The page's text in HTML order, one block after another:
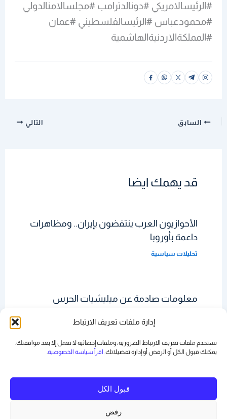
إدارة ملفات تعريف الارتباط
نستخدم ملفات تعريف الارتباط الضرورية، وملفات إحصائية لا تعمل إلا بعد موافقتك.
يمكنك قبول الكل أو الرفض أوإدارة تفضيلاتك. اقرأ سياسة الخصوصية.
قبول الكل
رفض
#الرئيسالامريكي #دونالدترامب #مجلسالامنالدولي
#محمودعباس #الرئيسالفلسطيني #عمان
#المملكةالاردنيةالهاشمية
السابق التالي
قد يهمك ايضا
الأحوازيون العرب ينتفضون بإيران.. ومظاهرات
داعمة بأوروبا
تحليلات سياسية
معلومات صادمة عن ميليشيات الحرس
تحليلات سياسية